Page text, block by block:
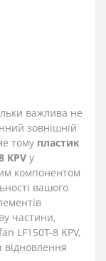
важлива не
зовнішній
тому пластик
KPV у
компонентом
вашого
частини,
LF150T-8 KPV,